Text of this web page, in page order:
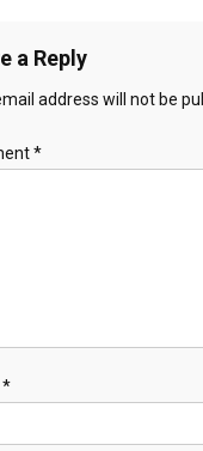
a Reply
address will not be
*
*